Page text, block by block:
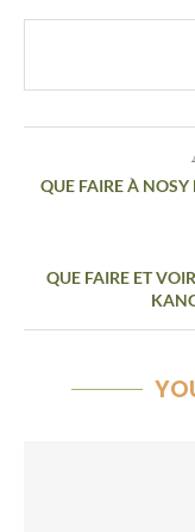
QUE FAIRE À NOSY
QUE FAIRE ET